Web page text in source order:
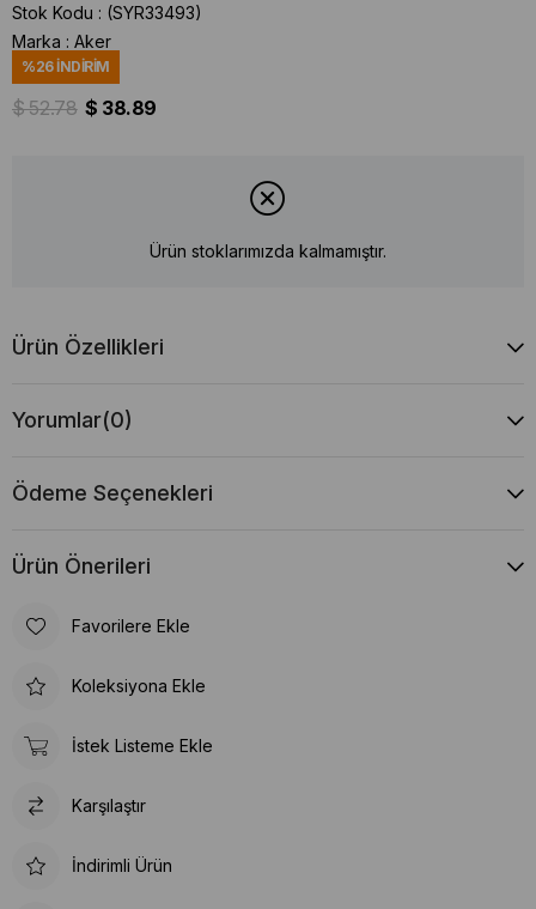
Stok Kodu
(SYR33493)
Marka : Aker
%26İNDIRIM
$ 52.78 $ 38.89
Ürün stoklarımızda kalmamıştır.
Ürün Özellikleri
Yorumlar(0)
Ödeme Seçenekleri
Ürün Önerileri
Favorilere Ekle
Koleksiyona Ekle
İstek Listeme Ekle
Karşılaştır
İndirimli Ürün